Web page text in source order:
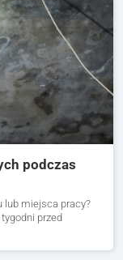
podczas
lub miejsca pracy?
przed